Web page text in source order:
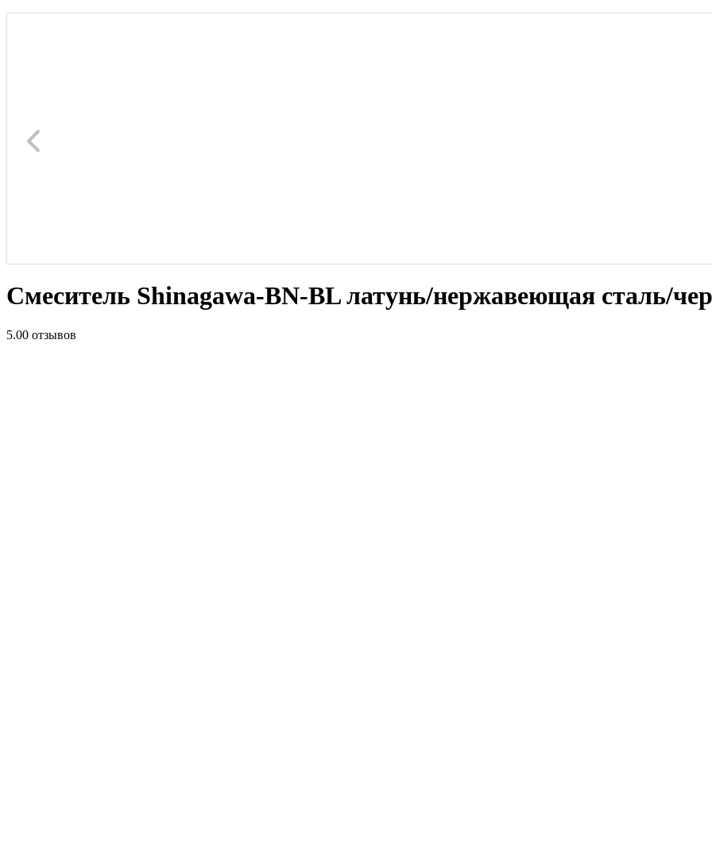
Смеситель Shinagawa-BN-BL латунь/нержавеющая сталь/
5.00 отзывов